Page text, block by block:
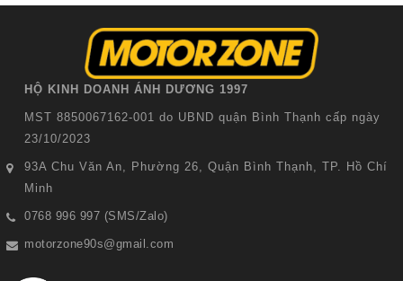
HỘ KINH DOANH ÁNH DƯƠNG 1997
MST 8850067162-001 do UBND quận Bình Thạnh cấp ngày
23/10/2023
93A Chu Văn An, Phường 26, Quận Bình Thạnh, TP. Hồ Chí
Minh
0768 996 997 (SMS/Zalo)
motorzone90s@gmail.com